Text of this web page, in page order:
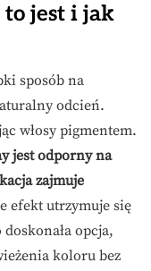
to jest i jak
sposób na
odcień.
włosy pigmentem.
jest odporny na
zajmuje
efekt utrzymuje się
opcja,
koloru bez